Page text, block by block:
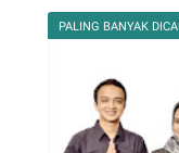
PALING BANYAK